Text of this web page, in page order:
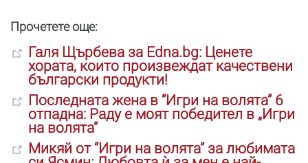
Прочетете още:
Галя Щърбева за Edna.bg: Ценете
хората, които произвеждат качествени
български продукти!
Последната жена в “Игри на волята” 6
отпадна: Раду е моят победител в „Игри
на волята“
Микяй от “Игри на волята” за любимата